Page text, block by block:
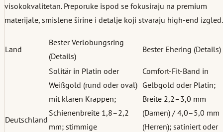
visokokvalitetan. Preporuke ispod se fokusiraju na premium
materijale, smislene širine i detalje koji stvaraju high-end izgled.
Land
Bester Verlobungsring
(Details)
Bester Ehering (Details)
Deutschland
Solitär in Platin oder
Weißgold (rund oder oval)
mit klaren Krappen;
Schienenbreite 1,8–2,2
mm; stimmige
Comfort-Fit-Band in
Gelbgold oder Platin;
Breite 2,2–3,0 mm
(Damen) / 4,0–5,0 mm
(Herren); satiniert oder